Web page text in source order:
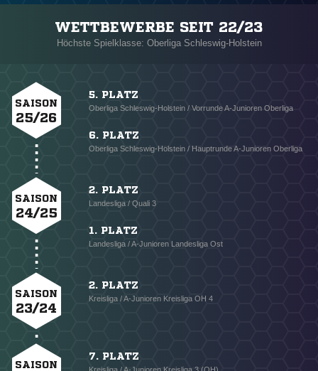
WETTBEWERBE SEIT 22/23
Höchste Spielklasse: Oberliga Schleswig-Holstein
SAISON
25/26
5. PLATZ
Oberliga Schleswig-Holstein / Vorrunde A-Junioren Oberliga
6. PLATZ
Oberliga Schleswig-Holstein / Hauptrunde A-Junioren Oberliga
SAISON
24/25
2. PLATZ
Landesliga / Quali 3
1. PLATZ
Landesliga / A-Junioren Landesliga Ost
SAISON
23/24
2. PLATZ
Kreisliga / A-Junioren Kreisliga OH 4
SAISON
7. PLATZ